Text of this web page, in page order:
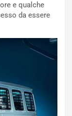
e qualche
da essere